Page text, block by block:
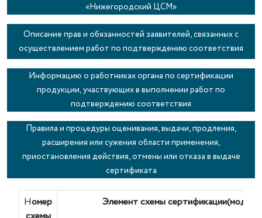
«Нижегородский ЦСМ»
Описание прав и обязанностей заявителей, связанных с
осуществлением работ по подтверждению соответствия
Информацию о работниках органа по сертификации
продукции, участвующих в выполнении работ по
подтверждению соответствия
Правила и процедуры оценивания, выдачи, продления,
расширения или сужения области применения,
приостановления действия, отмены или отказа в выдаче
сертификата
Номер
Элемент схемы сертификации(модуль)